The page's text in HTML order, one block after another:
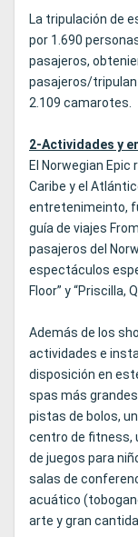
La tripulación de
por 1.690
pasajeros,
pasajeros/
2.109 camarotes.
2-Actividades y
El Norwegian
Caribe y el
entretenimeinto,
guía de viajes
pasajeros del
espectáculos
Floor” y “Priscilla,
Además de los
actividades e
disposición en
spas más
pistas de bolos,
centro de fitness,
de juegos para
salas de
acuático
arte y gran